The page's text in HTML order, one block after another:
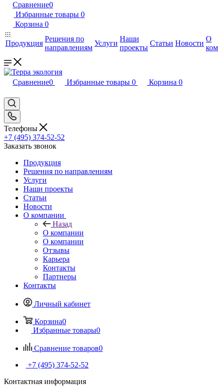
Сравнение0
Избранные товары 0
Корзина 0
Продукция
Решения по
направлениям
Услуги
Наши
проекты
Статьи Новости
О
Сравнение0 Избранные товары 0 Корзина 0
Телефоны
+7 (495) 374-52-52
Заказать звонок
Продукция
Решения по направлениям
Услуги
Наши проекты
Статьи
Новости
О компании
Назад
О компании
О компании
Отзывы
Карьера
Контакты
Партнеры
Контакты
Личный кабинет
Корзина0
Избранные товары0
Сравнение товаров0
+7 (495) 374-52-52
Контактная информация